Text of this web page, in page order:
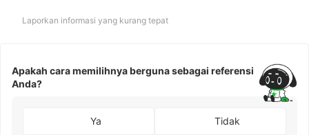
Laporkan informasi yang kurang tepat
Apakah cara memilihnya berguna sebagai referensi
Anda?
Ya Tidak